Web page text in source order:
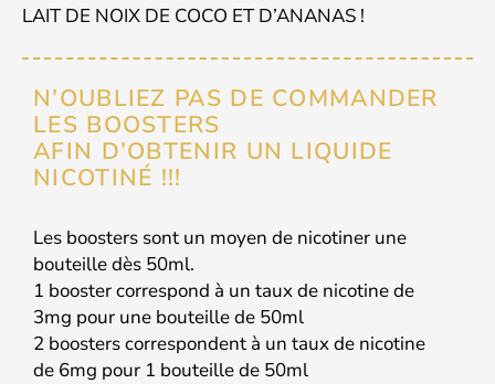
LAIT DE NOIX DE COCO ET D’ANANAS !
N’OUBLIEZ PAS DE COMMANDER
LES BOOSTERS
AFIN D’OBTENIR UN LIQUIDE
NICOTINÉ !!!
Les boosters sont un moyen de nicotiner une
bouteille dès 50ml.
1 booster correspond à un taux de nicotine de
3mg pour une bouteille de 50ml
2 boosters correspondent à un taux de nicotine
de 6mg pour 1 bouteille de 50ml